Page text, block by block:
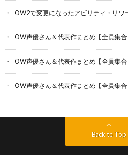
OW2で変更になったアビリティ・リワ
OW声優さん＆代表作まとめ【全員集合
OW声優さん＆代表作まとめ【全員集合
OW声優さん＆代表作まとめ【全員集合
Back to Top